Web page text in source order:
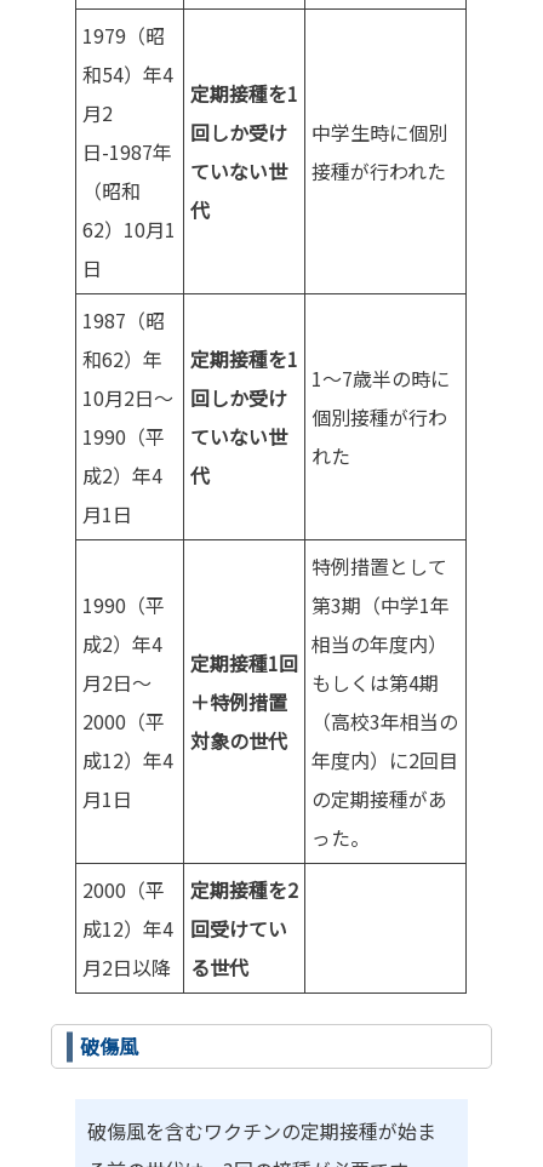
1979（昭
和54）年4
月2
日-1987年
（昭和
62）10月1
日
定期接種を1
回しか受け
ていない世
代
中学生時に個別
接種が行われた
1987（昭
和62）年
10月2日～
1990（平
成2）年4
月1日
定期接種を1
回しか受け
ていない世
代
1～7歳半の時に
個別接種が行わ
れた
1990（平
成2）年4
月2日～
2000（平
成12）年4
月1日
定期接種1回
＋特例措置
対象の世代
特例措置として
第3期（中学1年
相当の年度内）
もしくは第4期
（高校3年相当の
年度内）に2回目
の定期接種があ
った。
2000（平
成12）年4
月2日以降
定期接種を2
回受けてい
る世代
破傷風
破傷風を含むワクチンの定期接種が始ま